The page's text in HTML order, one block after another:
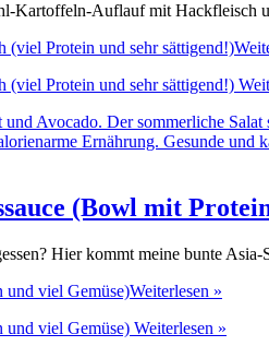
Kartoffeln-Auflauf mit Hackfleisch
Protein und sehr sättigend!)
Protein und sehr sättigend!)
(Bowl mit
Hier kommt meine bunte
und viel Gemüse)Weiterlesen »
und viel Gemüse) Weiterlesen »